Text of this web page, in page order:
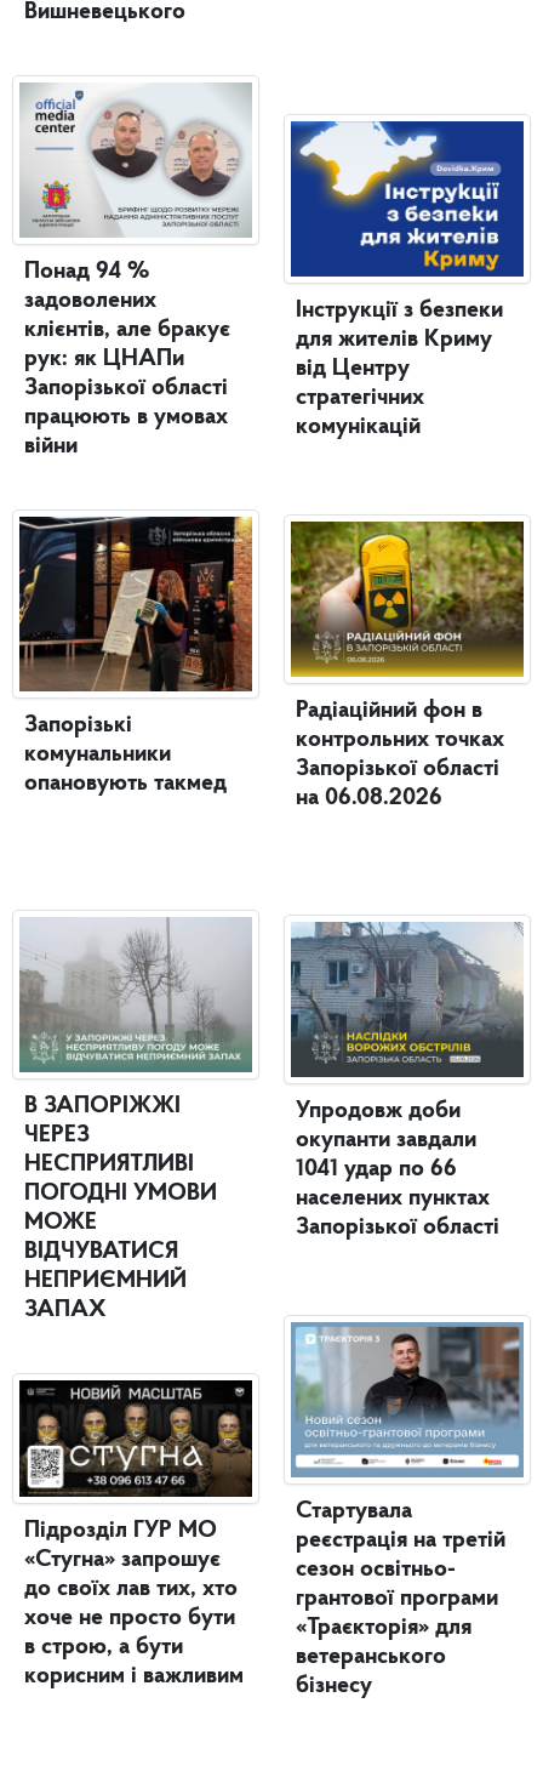
Вишневецького
Понад 94 %
задоволених
клієнтів, але бракує
рук: як ЦНАПи
Запорізької області
працюють в умовах
війни
Запорізькі
комунальники
опановують такмед
В ЗАПОРІЖЖІ
ЧЕРЕЗ
НЕСПРИЯТЛИВІ
ПОГОДНІ УМОВИ
МОЖЕ
ВІДЧУВАТИСЯ
НЕПРИЄМНИЙ
ЗАПАХ
Підрозділ ГУР МО
«Стугна» запрошує
до своїх лав тих, хто
хоче не просто бути
в строю, а бути
корисним і важливим
Інструкції з безпеки
для жителів Криму
від Центру
стратегічних
комунікацій
Радіаційний фон в
контрольних точках
Запорізької області
на 06.08.2026
Упродовж доби
окупанти завдали
1041 удар по 66
населених пунктах
Запорізької області
Стартувала
реєстрація на третій
сезон освітньо-
грантової програми
«Траєкторія» для
ветеранського
бізнесу